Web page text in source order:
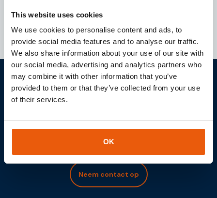
This website uses cookies
We use cookies to personalise content and ads, to
provide social media features and to analyse our traffic.
We also share information about your use of our site with
our social media, advertising and analytics partners who
may combine it with other information that you’ve
provided to them or that they’ve collected from your use
of their services.
OK
Downloaden
Samen uw IOT project
Laten wij vrijblijvend de rol van Internet of Things in uw
Neem contact op